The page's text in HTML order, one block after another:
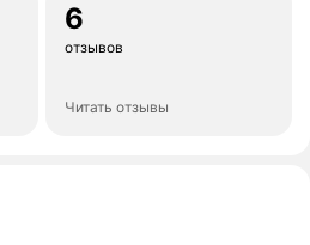
6
отзывов
Читать отзывы